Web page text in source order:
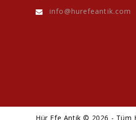
info@hurefeantik.com
Hür Efe Antik © 2026 - Tüm